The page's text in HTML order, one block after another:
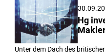
Hg
Unter dem Dach des